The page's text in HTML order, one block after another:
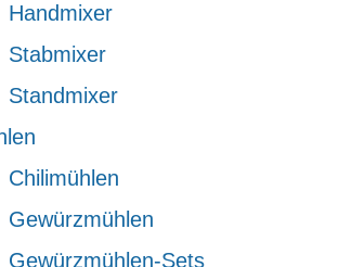
Handmixer
Stabmixer
Standmixer
Chilimühlen
Gewürzmühlen
Gewürzmühlen-Sets